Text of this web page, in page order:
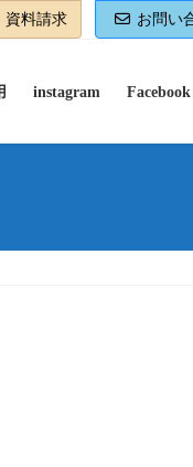
資料請求 お問い
instagram Facebook